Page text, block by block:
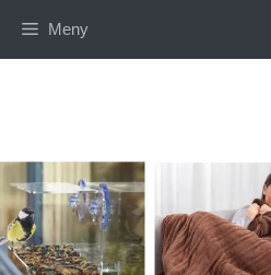
Meny